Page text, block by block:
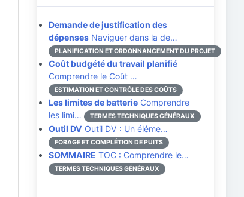
Demande de justification des
dépenses Naviguer dans la de…
PLANIFICATION ET ORDONNANCEMENT DU PROJET
Coût budgété du travail planifié
Comprendre le Coût …
ESTIMATION ET CONTRÔLE DES COÛTS
Les limites de batterie Comprendre
les limi…
TERMES TECHNIQUES GÉNÉRAUX
Outil DV Outil DV : Un éléme…
FORAGE ET COMPLÉTION DE PUITS
SOMMAIRE TOC : Comprendre le…
TERMES TECHNIQUES GÉNÉRAUX